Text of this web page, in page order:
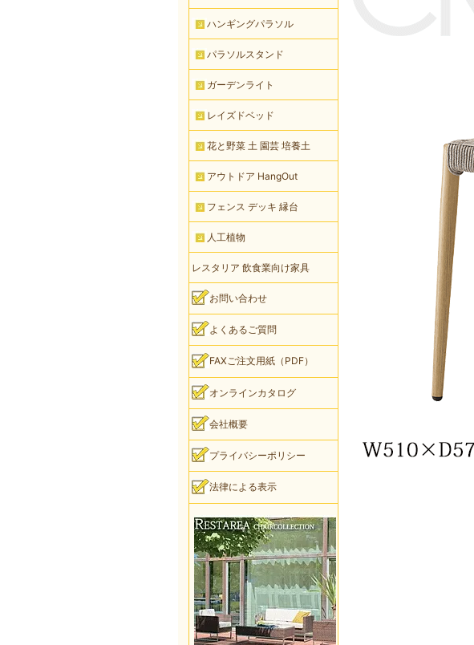
ハンギングパラソル
パラソルスタンド
ガーデンライト
レイズドベッド
花と野菜 土 園芸 培養土
アウトドア HangOut
フェンス デッキ 縁台
人工植物
レスタリア 飲食業向け家具
お問い合わせ
よくあるご質問
FAXご注文用紙（PDF）
オンラインカタログ
会社概要
プライバシーポリシー
法律による表示